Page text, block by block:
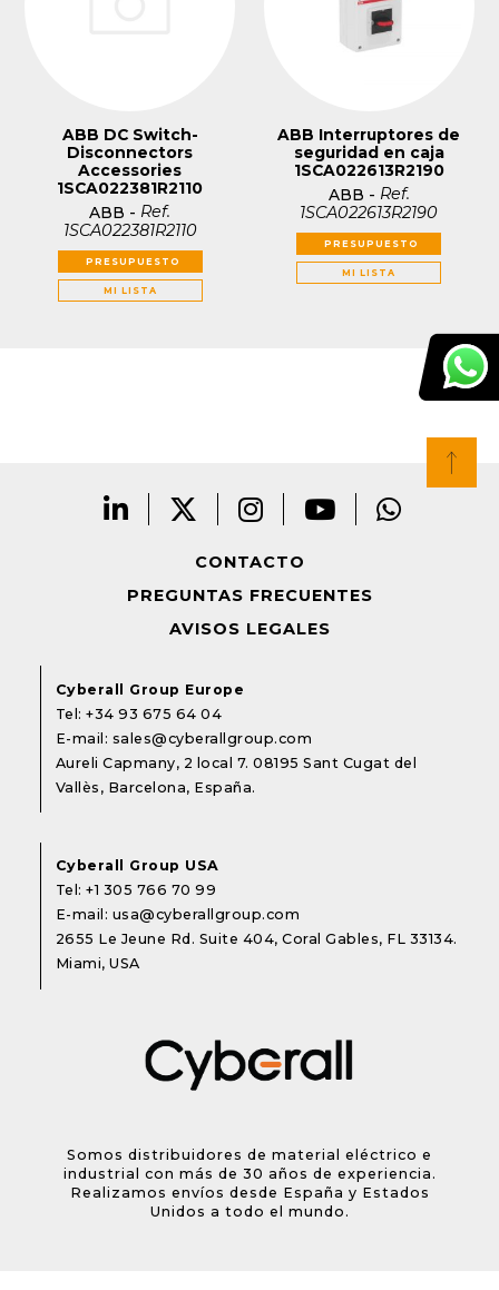
ABB DC Switch-
Disconnectors
Accessories
1SCA022381R2110
ABB - Ref.
1SCA022381R2110
PRESUPUESTO
MI LISTA
ABB Interruptores de
seguridad en caja
1SCA022613R2190
ABB - Ref.
1SCA022613R2190
PRESUPUESTO
MI LISTA
CONTACTO
PREGUNTAS FRECUENTES
AVISOS LEGALES
Cyberall Group Europe
Tel:+34 93 675 64 04
E-mail: sales@cyberallgroup.com
Aureli Capmany, 2 local 7. 08195 Sant Cugat del
Vallès, Barcelona, España.
Cyberall Group USA
Tel:+1 305 766 70 99
E-mail: usa@cyberallgroup.com
2655 Le Jeune Rd. Suite 404, Coral Gables, FL 33134.
Miami, USA
Somos distribuidores de material eléctrico e
industrial con más de 30 años de experiencia.
Realizamos envíos desde España y Estados
Unidos a todo el mundo.